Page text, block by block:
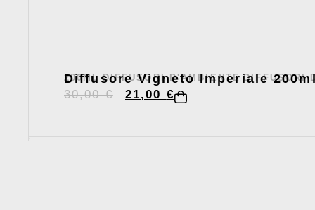
200ML DIFFUSORI D'AMBIENTE DIFFUSORI
Diffusore Vigneto Imperiale
30,00€ 21,00 €